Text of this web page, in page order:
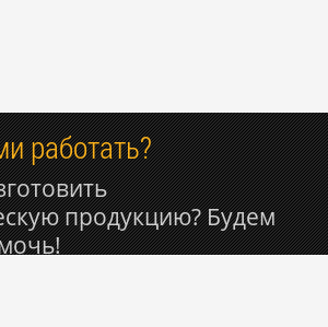
работать?
продукцию? Будем